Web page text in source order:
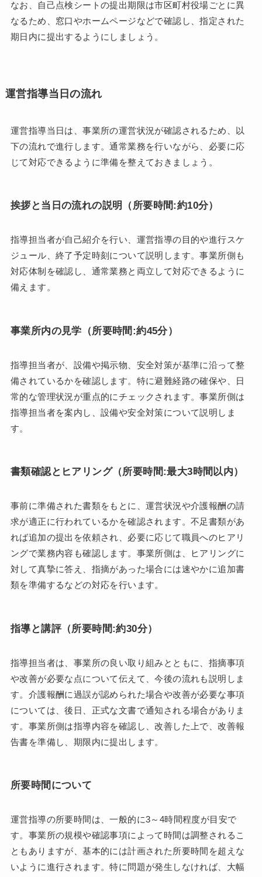
なお、自己点検シートの提出期限は市区町村役場ごとに異
なるため、窓口やホームページなどで確認し、指定された
期日内に提出するようにしましょう。
運営指導当日の流れ
運営指導当日は、事業所の運営状況が確認されるため、以
下の流れで進行します。通常業務を行いながら、必要に応
じて対応できるように準備を整えておきましょう。
挨拶と当日の流れの説明（所要時間:約10分）
指導担当者が自己紹介を行い、運営指導の目的や進行スケ
ジュール、終了予定時刻について説明します。事業所側も
対応体制を確認し、通常業務と両立して対応できるように
備えます。
事業所内の見学（所要時間:約45分）
指導担当者が、設備や掲示物、安全対策が基準に沿って整
備されているかを確認します。特に避難経路の確保や、日
常的な管理状況が重点的にチェックされます。事業所側は
指導担当者を案内し、設備や安全対策について説明しま
す。
書類確認とヒアリング（所要時間:最大3時間以内）
事前に準備された書類をもとに、運営状況や介護報酬の請
求が適正に行われているかを確認されます。不足書類があ
れば追加の提出を依頼され、必要に応じて職員へのヒアリ
ングで業務内容も確認します。事業所側は、ヒアリングに
対して真摯に答え、指摘があった場合には速やかに追加書
類を準備するなどの対応を行います。
指導と講評（所要時間:約30分）
指導担当者は、事業所の良い取り組みとともに、指摘事項
や改善が必要な点について伝えて、今後の流れも説明しま
す。介護報酬に過誤が認められた場合や改善が必要な事項
については、後日、正式な文書で通知される場合がありま
す。事業所側は指導内容を確認し、改善した上で、改善報
告書を準備し、期限内に提出します。
所要時間について
運営指導の所要時間は、一般的に3～4時間程度が目安で
す。事業所の規模や確認事項によって時間は調整されるこ
ともありますが、基本的には計画された所要時間を超えな
いように進行されます。特に問題が発生しなければ、大幅